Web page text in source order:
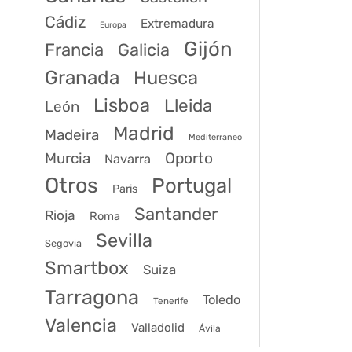
Cádiz
Europa Extremadura
Francia Galicia Gijón
Granada Huesca
León Lisboa Lleida
Madeira Madrid Mediterraneo
Murcia Navarra Oporto
Otros Paris Portugal
Rioja Roma Santander
Segovia
Sevilla
Smartbox
Suiza
Tarragona Tenerife Toledo
Valencia Valladolid Ávila